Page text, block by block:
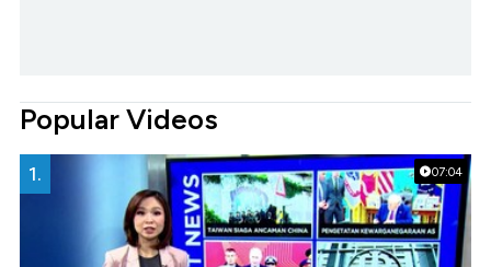
Popular Videos
07:04
1.